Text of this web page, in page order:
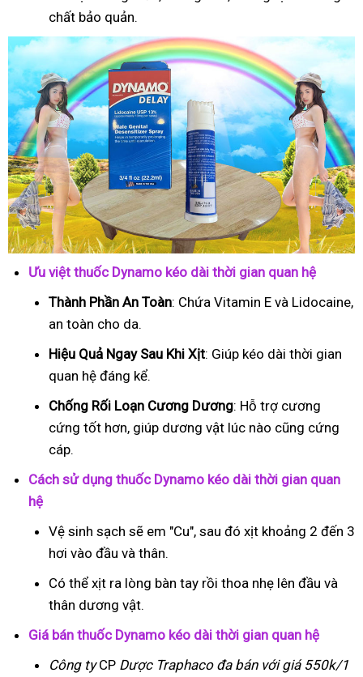
chất bảo quản.
Ưu việt thuốc Dynamo kéo dài thời gian quan hệ
Thành Phần An Toàn: Chứa Vitamin E và Lidocaine,
an toàn cho da.
Hiệu Quả Ngay Sau Khi Xịt: Giúp kéo dài thời gian
quan hệ đáng kể.
Chống Rối Loạn Cương Dương: Hỗ trợ cương
cứng tốt hơn, giúp dương vật lúc nào cũng cứng
cáp.
Cách sử dụng thuốc Dynamo kéo dài thời gian quan
hệ
Vệ sinh sạch sẽ em "Cu", sau đó xịt khoảng 2 đến 3
hơi vào đầu và thân.
Có thể xịt ra lòng bàn tay rồi thoa nhẹ lên đầu và
thân dương vật.
Giá bán thuốc Dynamo kéo dài thời gian quan hệ
Công tyCP Dược Traphacođa bán với giá 550k/1